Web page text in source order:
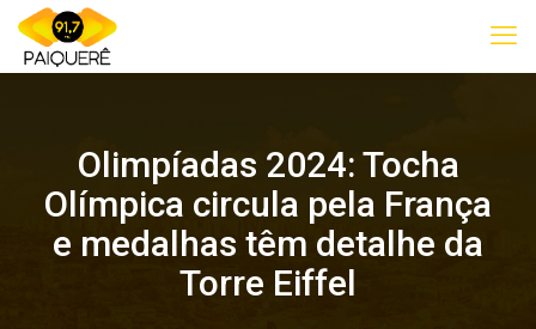
Olimpíadas 2024: Tocha
Olímpica circula pela França
e medalhas têm detalhe da
Torre Eiffel